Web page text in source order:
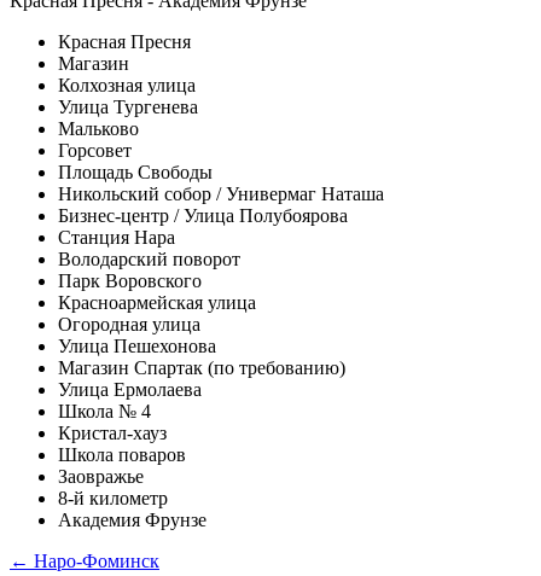
Красная Пресня
Магазин
Колхозная улица
Улица Тургенева
Мальково
Горсовет
Площадь Свободы
Никольский собор / Универмаг Наташа
Бизнес-центр / Улица Полубоярова
Станция Нара
Володарский поворот
Парк Воровского
Красноармейская улица
Огородная улица
Улица Пешехонова
Магазин Спартак (по требованию)
Улица Ермолаева
Школа № 4
Кристал-хауз
Школа поваров
Заовражье
8-й километр
Академия Фрунзе
← Наро-Фоминск